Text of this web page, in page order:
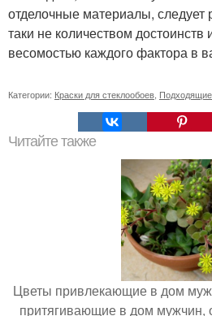
отделочные материалы, следует
таки не количеством достоинств
весомостью каждого фактора в
Категории: Краски для стеклообоев
Читайте также
Цветы привлекающие в дом
притягивающие в дом